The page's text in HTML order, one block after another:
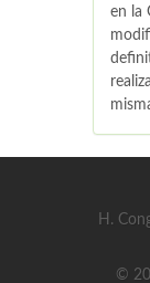
en la
H.
©